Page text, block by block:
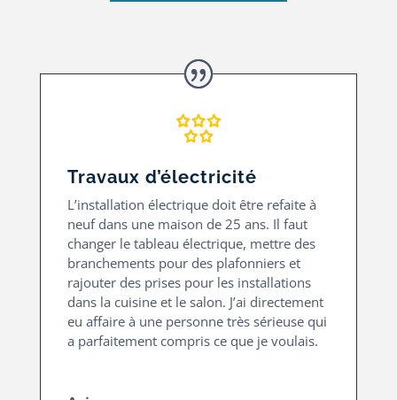
Travaux d’électricité
L’installation électrique doit être refaite à
neuf dans une maison de 25 ans. Il faut
changer le tableau électrique, mettre des
branchements pour des plafonniers et
rajouter des prises pour les installations
dans la cuisine et le salon. J’ai directement
eu affaire à une personne très sérieuse qui
a parfaitement compris ce que je voulais.